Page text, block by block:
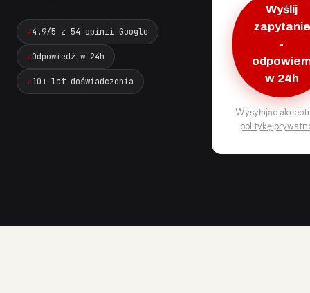
4.9/5 z 54 opinii Google
Odpowiedź w 24h
10+ lat doświadczenia
Wyślij
zapytanie
-
w 24h
Wysyłając
politykę